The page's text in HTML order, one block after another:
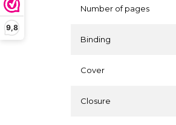
9,8
Number of pages
Binding
Cover
Closure